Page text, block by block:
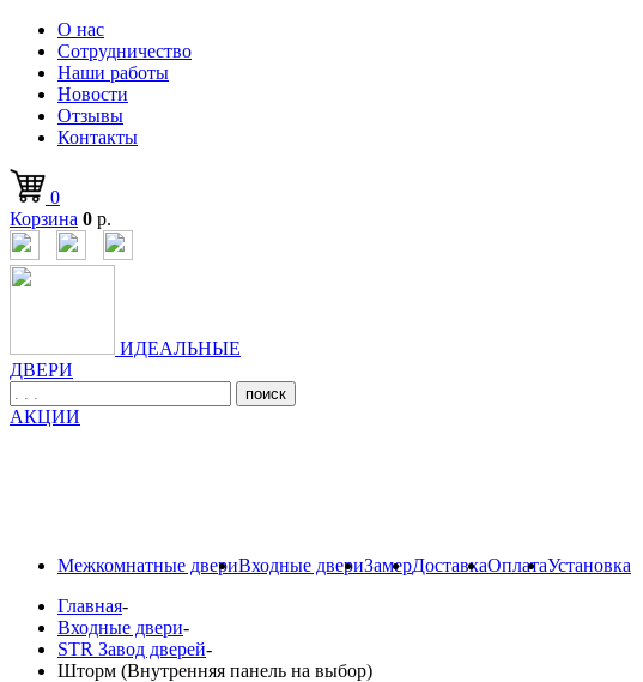
О нас
Сотрудничество
Наши работы
Новости
Отзывы
Контакты
0
Корзина 0 р.
ИДЕАЛЬНЫЕ
ДВЕРИ
поиск
АКЦИИ
Межкомнатные двериВходные двериЗамерДоставкаОплатаУстановка
Главная-
Входные двери-
STR Завод дверей-
Шторм (Внутренняя панель на выбор)